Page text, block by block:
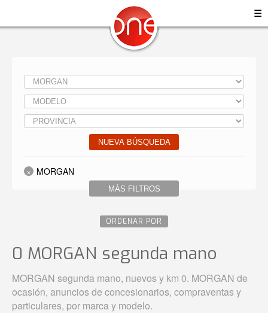
☰
NUEVA BÚSQUEDA
MÁS FILTROS
MORGAN
ORDENAR POR
0 MORGAN segunda mano
MORGAN segunda mano, nuevos y km 0. MORGAN de
ocasión, anuncios de concesionarios, compraventas y
particulares, por marca y modelo.